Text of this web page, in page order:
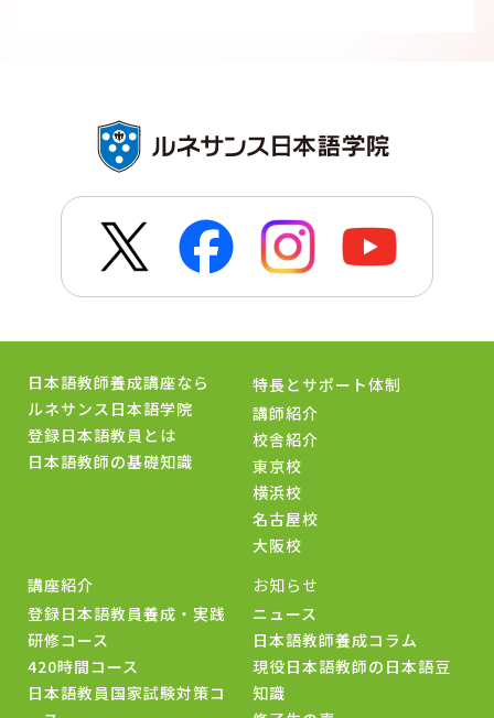
日本語教師養成講座なら
ルネサンス日本語学院
登録日本語教員とは
日本語教師の基礎知識
特長とサポート体制
講師紹介
校舎紹介
東京校
横浜校
名古屋校
大阪校
講座紹介
登録日本語教員養成・実践
研修コース
420時間コース
日本語教員国家試験対策コ
お知らせ
ニュース
日本語教師養成コラム
現役日本語教師の日本語豆
知識